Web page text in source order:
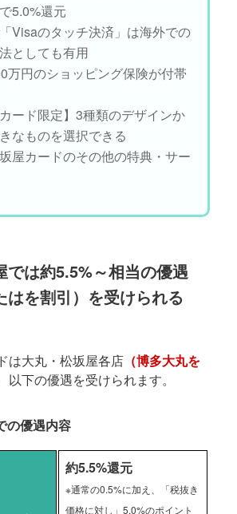
5.0%還元
Visaのタッチ決済」は海外での
としても有用
万円のショッピング保険が付帯
カード限定】3種類のデザインか
なものを選択できる
屋カードのその他の特典・サー
では約5.5%～相当の優遇
はを割引）を受けられる
は大丸・松坂屋各店 （博多大丸を
以下の優遇を受けられます。
の優遇内容
約5.5%還元
※通常の0.5%に加え、「税抜き
価格に対し」5.0%のポイント